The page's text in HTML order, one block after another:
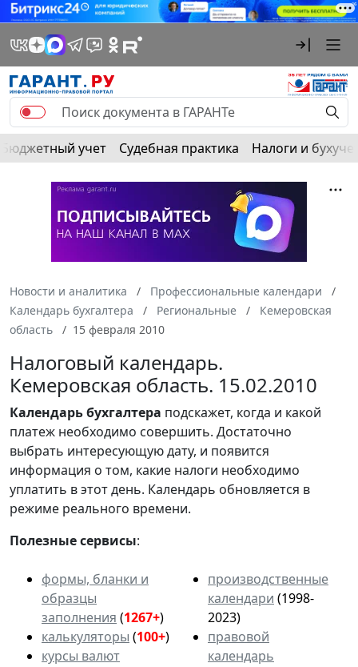
Бюджетный учет Судебная практика Налоги и
Новости и аналитика
Профессиональные календари
Календарь бухгалтера
Региональные
Кемеровская
область
15 февраля 2010
Налоговый календарь.
Кемеровская область. 15.02.2010
Календарьбухгалтера подскажет, когда и какой
платеж необходимо совершить. Достаточно
выбрать интересующую дату, и появится
информация о том, какие налоги необходимо
уплатить в этот день. Календарь обновляется в
режиме реального времени.
Полезные сервисы:
формы, бланки и
образцы
заполнения (1267+)
калькуляторы (100+)
курсы валют
производственные
календари (1998-
2023)
правовой
календарь